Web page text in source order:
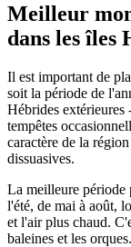
Meilleur
dans les îles
Il est important de
soit la période de
Hébrides extérieures
tempêtes
caractère de la
dissuasives.
La meilleure période
l'été, de mai à août,
et l'air plus chaud.
baleines et les orques.